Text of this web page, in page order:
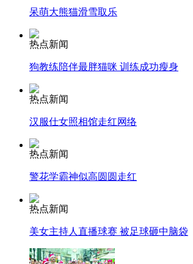
走！跟着总书记去植树
消防员救轻生者
纽约上演“枕头大战”
司机酒驾遇交警 急速倒车逃窜
呆萌大熊猫滑雪取乐
热点新闻
狗教练陪伴最胖猫咪 训练成功瘦身
热点新闻
汉服仕女照相馆走红网络
热点新闻
警花学霸神似高圆圆走红
热点新闻
美女主持人直播球赛 被足球砸中脑袋